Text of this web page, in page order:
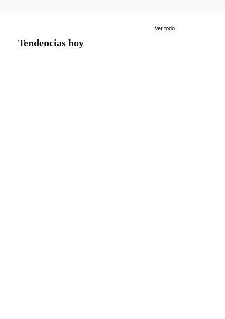
Tendencias hoy
Ver todo